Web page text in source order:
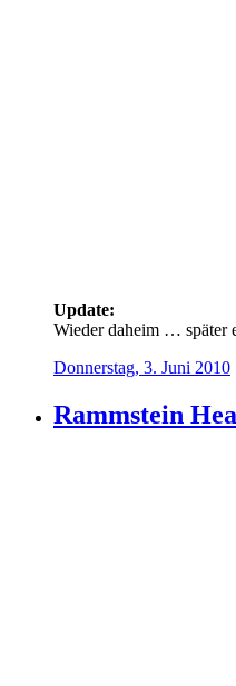
Update:
Wieder daheim … später
Donnerstag, 3. Juni 2010
Rammstein